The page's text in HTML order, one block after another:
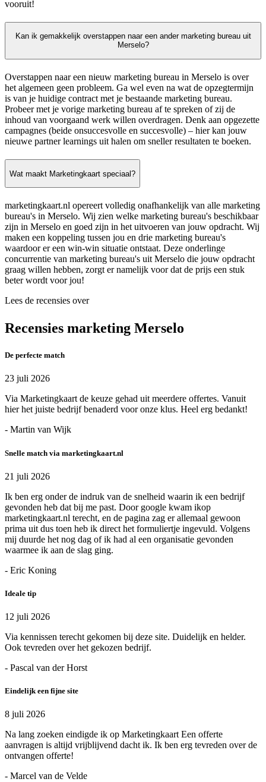
vooruit!
Kan ik gemakkelijk overstappen naar een ander marketing bureau uit
Merselo?
Overstappen naar een nieuw marketing bureau in Merselo is over
het algemeen geen probleem. Ga wel even na wat de opzegtermijn
is van je huidige contract met je bestaande marketing bureau.
Probeer met je vorige marketing bureau af te spreken of zij de
inhoud van voorgaand werk willen overdragen. Denk aan opgezette
campagnes (beide onsuccesvolle en succesvolle) – hier kan jouw
nieuwe partner learnings uit halen om sneller resultaten te boeken.
Wat maakt Marketingkaart speciaal?
marketingkaart.nl opereert volledig onafhankelijk van alle marketing
bureau's in Merselo. Wij zien welke marketing bureau's beschikbaar
zijn in Merselo en goed zijn in het uitvoeren van jouw opdracht. Wij
maken een koppeling tussen jou en drie marketing bureau's
waardoor er een win-win situatie ontstaat. Deze onderlinge
concurrentie van marketing bureau's uit Merselo die jouw opdracht
graag willen hebben, zorgt er namelijk voor dat de prijs een stuk
beter wordt voor jou!
Lees de recensies over
Recensies marketing Merselo
De perfecte match
23 juli 2026
Via Marketingkaart de keuze gehad uit meerdere offertes. Vanuit
hier het juiste bedrijf benaderd voor onze klus. Heel erg bedankt!
- Martin van Wijk
Snelle match via marketingkaart.nl
21 juli 2026
Ik ben erg onder de indruk van de snelheid waarin ik een bedrijf
gevonden heb dat bij me past. Door google kwam ikop
marketingkaart.nl terecht, en de pagina zag er allemaal gewoon
prima uit dus toen heb ik direct het formuliertje ingevuld. Volgens
mij duurde het nog dag of ik had al een organisatie gevonden
waarmee ik aan de slag ging.
- Eric Koning
Ideale tip
12 juli 2026
Via kennissen terecht gekomen bij deze site. Duidelijk en helder.
Ook tevreden over het gekozen bedrijf.
- Pascal van der Horst
Eindelijk een fijne site
8 juli 2026
Na lang zoeken eindigde ik op Marketingkaart Een offerte
aanvragen is altijd vrijblijvend dacht ik. Ik ben erg tevreden over de
ontvangen offerte!
- Marcel van de Velde